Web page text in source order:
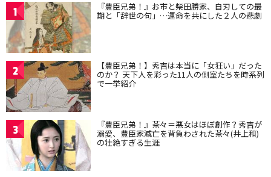
1 『豊臣兄弟！』お市と柴田勝家、自刃しての最
期と「辞世の句」…運命を共にした２人の悲劇
2 【豊臣兄弟！】秀吉は本当に「女狂い」だった
のか？ 天下人を彩った11人の側室たちを時系列
で一挙紹介
3 『豊臣兄弟！』茶々＝悪女はほぼ創作？秀吉が
溺愛、豊臣家滅亡を背負わされた茶々(井上和)
の壮絶すぎる生涯